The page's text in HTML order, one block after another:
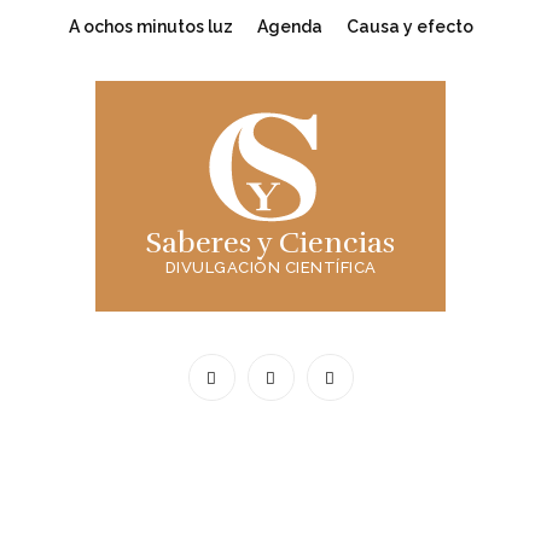
A ochos minutos luz Agenda Causa y efecto
Saberes y Ciencias
DIVULGACIÓN CIENTÍFICA